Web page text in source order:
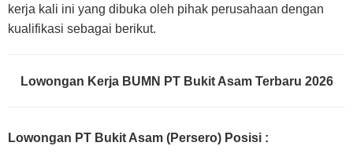
kerja kali ini yang dibuka oleh pihak perusahaan dengan
kualifikasi sebagai berikut.
Lowongan Kerja BUMN PT Bukit Asam Terbaru 2026
Lowongan PT Bukit Asam (Persero) Posisi :